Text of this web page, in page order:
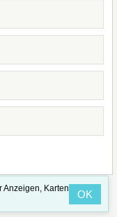
Anzeigen, Karten
OK